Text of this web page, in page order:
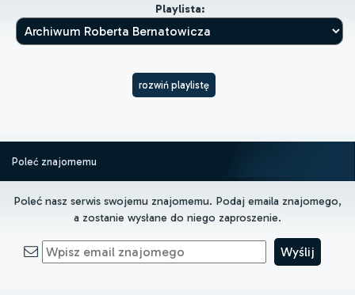
Playlista:
rozwiń playlistę
Poleć znajomemu
Poleć nasz serwis swojemu znajomemu. Podaj emaila znajomego,
a zostanie wysłane do niego zaproszenie.